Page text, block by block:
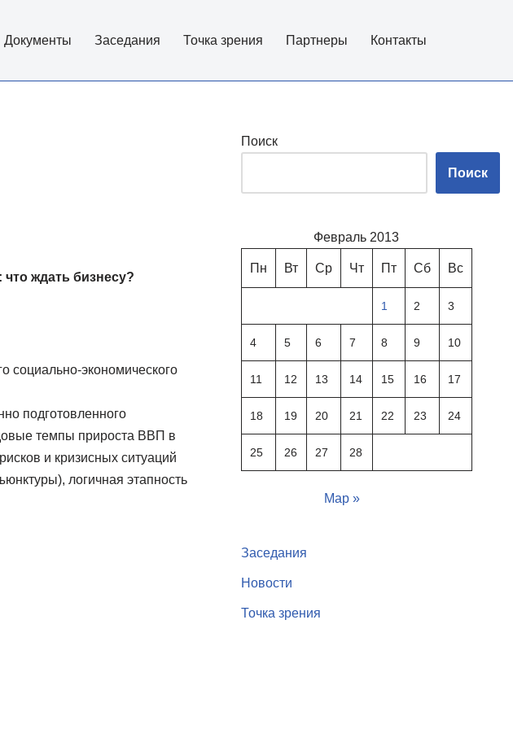
Документы Заседания Точка зрения Партнеры Контакты
ждать бизнесу?
социально-экономического
подготовленного
темпы прироста ВВП в
и кризисных ситуаций
логичная этапность
Поиск
Поиск
Февраль 2013
Пн Вт Ср Чт Пт Сб Вс
1 2 3
4 5 6 7 8 9 10
11 12 13 14 15 16 17
18 19 20 21 22 23 24
25 26 27 28
Мар »
Заседания
Новости
Точка зрения